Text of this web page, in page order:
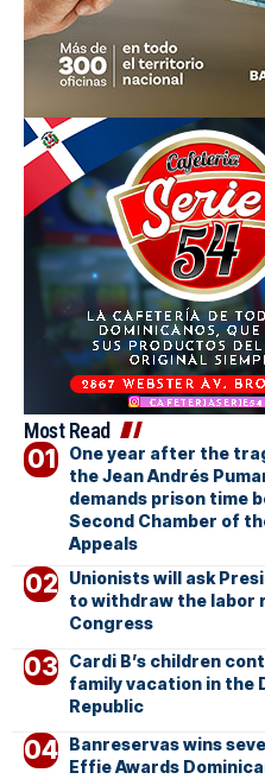
Most Read
One year after the
the Jean Andrés
demands prison time
Second Chamber of
Appeals
Unionists will ask
to withdraw the labor
Congress
Cardi B’s children
family vacation in the
Republic
Banreservas wins
Effie Awards